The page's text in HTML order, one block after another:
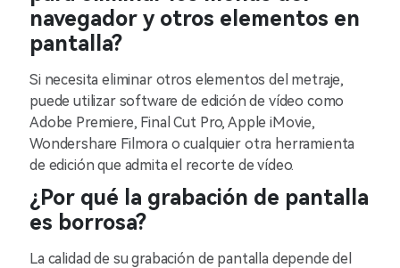
navegador y otros elementos en
pantalla?
Si necesita eliminar otros elementos del metraje,
puede utilizar software de edición de vídeo como
Adobe Premiere, Final Cut Pro, Apple iMovie,
Wondershare Filmora o cualquier otra herramienta
de edición que admita el recorte de vídeo.
¿Por qué la grabación de pantalla
es borrosa?
La calidad de su grabación de pantalla depende del